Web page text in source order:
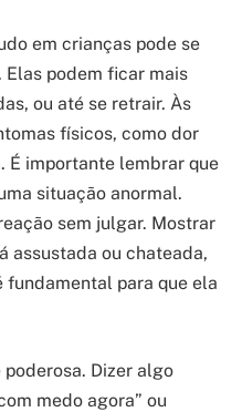
em crianças pode se
podem ficar mais
ou até se retrair. Às
físicos, como dor
É importante lembrar que
situação anormal.
sem julgar. Mostrar
assustada ou chateada,
fundamental para que ela
Dizer algo
medo agora” ou